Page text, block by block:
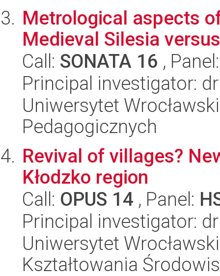
Metrological aspects
Medieval Silesia
Call: SONATA 16 ,
Principal investigator:
Uniwersytet
Pedagogicznych
Revival of villages?
Kłodzko region
Call: OPUS 14 , Panel:
Principal investigator:
Uniwersytet
Kształtowania